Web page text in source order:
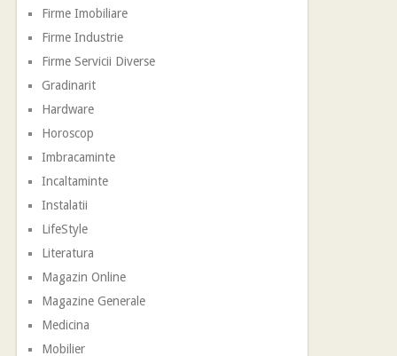
Firme Imobiliare
Firme Industrie
Firme Servicii Diverse
Gradinarit
Hardware
Horoscop
Imbracaminte
Incaltaminte
Instalatii
LifeStyle
Literatura
Magazin Online
Magazine Generale
Medicina
Mobilier